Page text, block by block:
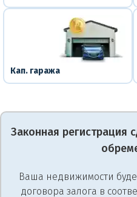
Кап. гаража
Законная регистрация
Ваша недвижимости
договора залога в